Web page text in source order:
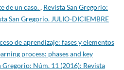
de un caso., Revista San Gregorio:
San Gregorio. JULIO-DICIEMBRE
de aprendizaje: fases y elementos
process: phases and key
Gregorio: Núm. 11 (2016): Revista